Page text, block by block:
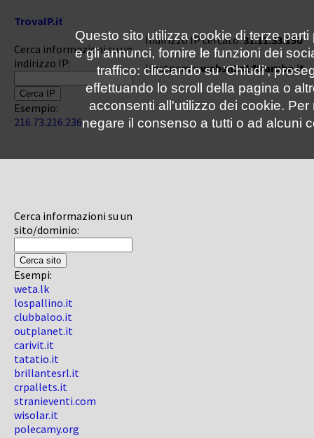
TrovaIP.it
Cerca informazioni su un
indirizzo IP:
Esempio:
216.73.216.236
Cerca informazioni su un
sito/dominio:
Esempi:
weta.lk
lospallino.it
clubbaloo.it
outplanet.it
carivit.it
tatatio.it
brillantesrl.it
crpallets.it
stranieventi.com
wisolar.it
polecamy.org
Indirizzo IP cercato:31.11.33.150
Hostname:websn2s140.aruba.it
Questo sito utilizza cookie di terze
e gli annunci, fornire le funzioni dei
traffico: cliccando su 'Chiudi',
effettuando lo scroll della pagina o
acconsenti all'utilizzo dei cookie.
negare il consenso a tutti o ad alcuni